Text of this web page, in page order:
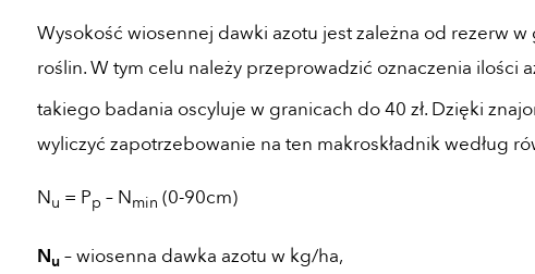
Wysokość wiosennej dawki azotu jest zależna od rezerw
roślin. W tym celu należy przeprowadzić oznaczenia ilości
takiego badania oscyluje w granicach do 40 zł. Dzięki
wyliczyć zapotrzebowanie na ten makroskładnik według
Nu = Pp – Nmin (0-90cm)
Nu– wiosenna dawka azotu w kg/ha,